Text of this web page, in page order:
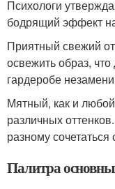
Психологи
бодрящий эффект
Приятный свежий
освежить образ,
гардеробе
Мятный, как и
различных
разному
Палитра